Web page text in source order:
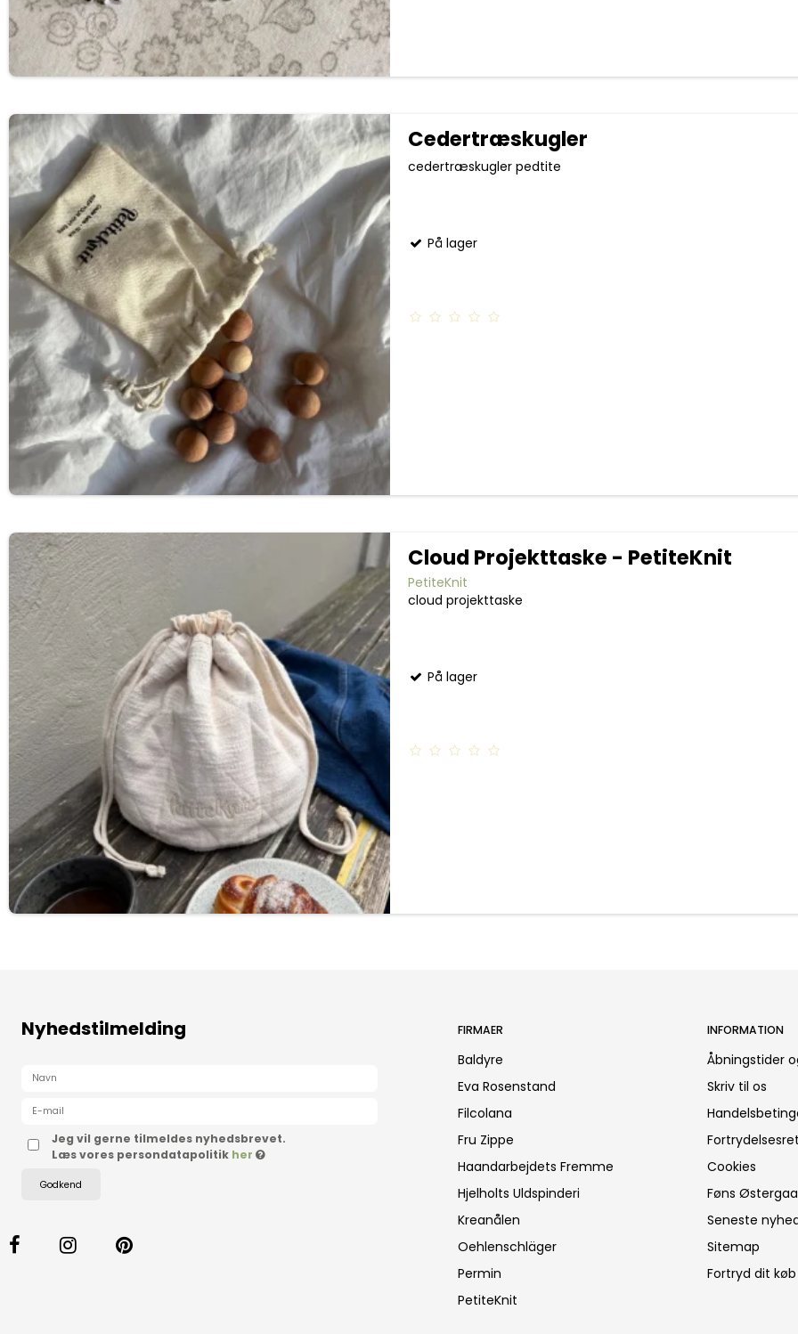
Cedertræskugler
cedertræskugler pedtite
På lager
Cloud Projekttaske - PetiteKnit
PetiteKnit
cloud projekttaske
På lager
Nyhedstilmelding
Jeg vil gerne tilmeldes nyhedsbrevet.
Læs vores persondatapolitik her
Godkend
FIRMAER
Baldyre
Eva Rosenstand
Filcolana
Fru Zippe
Haandarbejdets Fremme
Hjelholts Uldspinderi
Kreanålen
Oehlenschläger
Permin
PetiteKnit
INFORMATION
Åbningstider
Skriv til os
Fortrydelsesret
Cookies
Føns
Seneste
Sitemap
Fortryd dit